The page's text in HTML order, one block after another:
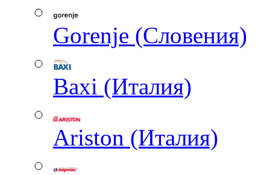
Gorenje (Словения)
Baxi (Италия)
Ariston (Италия)